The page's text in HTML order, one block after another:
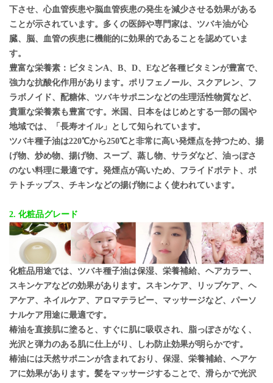
下させ、心血管疾患や脳血管疾患の発生を減少させる効果がある
ことが示されています。多くの医師や専門家は、ツバキ油が心
臓、脳、血管の疾患に機能的に効果的であることを認めていま
す。
豊富な栄養素：ビタミンA、B、D、Eなど各種ビタミンが豊富で、
強力な抗酸化作用があります。ポリフェノール、スクアレン、フ
ラボノイド、配糖体、ツバキサポニンなどの生理活性物質など、
貴重な栄養素も豊富です。米国、日本をはじめとする一部の国や
地域では、「長寿オイル」として知られています。
ツバキ種子油は220℃から250℃と非常に高い発煙点を持つため、揚
げ物、炒め物、揚げ物、スープ、蒸し物、サラダなど、油っぽさ
のない料理に最適です。発煙点が高いため、フライドポテト、ポ
テトチップス、チキンなどの揚げ物によく使われています。
2. 化粧品グレード
化粧品用途では、ツバキ種子油は保湿、栄養補給、ヘアカラー、
スキンケアなどの効果があります。スキンケア、リップケア、ヘ
アケア、ネイルケア、アロマテラピー、マッサージなど、パーソ
ナルケア用途に最適です。
椿油を直接肌に塗ると、すぐに肌に吸収され、脂っぽさがなく、
光沢と弾力のある肌に仕上がり、しわ防止効果が明らかです。
椿油には天然サポニンが含まれており、保湿、栄養補給、ヘアケ
アに効果があります。髪をマッサージすることで、滑らかで光沢